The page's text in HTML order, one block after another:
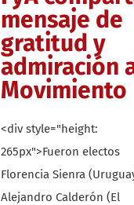
mensaje de
gratitud y
admiración
Movimiento
<div style="height:
265px">Fueron electos
Florencia Sienra
Alejandro Calderón (El